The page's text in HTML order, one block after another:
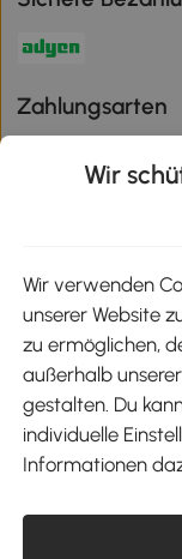
Zahlungsarten
Aosom-App
Wir
Wir verwenden
unserer Website
zu ermöglichen,
außerhalb
gestalten. Du
individuelle
Informationen